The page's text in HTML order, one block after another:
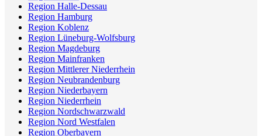
Region Halle-Dessau
Region Hamburg
Region Koblenz
Region Lüneburg-Wolfsburg
Region Magdeburg
Region Mainfranken
Region Mittlerer Niederrhein
Region Neubrandenburg
Region Niederbayern
Region Niederrhein
Region Nordschwarzwald
Region Nord Westfalen
Region Oberbayern